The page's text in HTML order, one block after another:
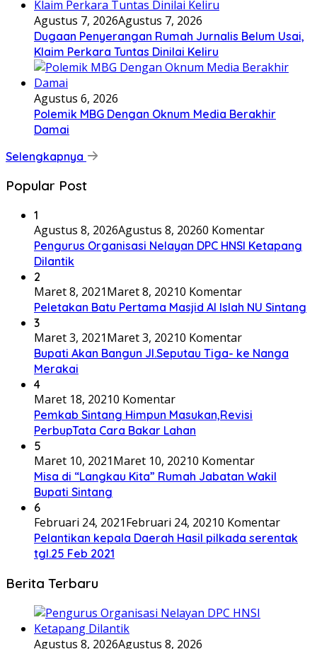
Agustus 7, 2026Agustus 7, 2026
Dugaan Penyerangan Rumah Jurnalis Belum Usai,
Klaim Perkara Tuntas Dinilai Keliru
Agustus 6, 2026
Polemik MBG Dengan Oknum Media Berakhir
Damai
Selengkapnya
Popular Post
1
Agustus 8, 2026Agustus 8, 20260 Komentar
Pengurus Organisasi Nelayan DPC HNSI Ketapang
Dilantik
2
Maret 8, 2021Maret 8, 20210 Komentar
Peletakan Batu Pertama Masjid Al Islah NU Sintang
3
Maret 3, 2021Maret 3, 20210 Komentar
Bupati Akan Bangun Jl.Seputau Tiga- ke Nanga
Merakai
4
Maret 18, 20210 Komentar
Pemkab Sintang Himpun Masukan,Revisi
PerbupTata Cara Bakar Lahan
5
Maret 10, 2021Maret 10, 20210 Komentar
Misa di “Langkau Kita” Rumah Jabatan Wakil
Bupati Sintang
6
Februari 24, 2021Februari 24, 20210 Komentar
Pelantikan kepala Daerah Hasil pilkada serentak
tgl.25 Feb 2021
Berita Terbaru
Agustus 8, 2026Agustus 8, 2026